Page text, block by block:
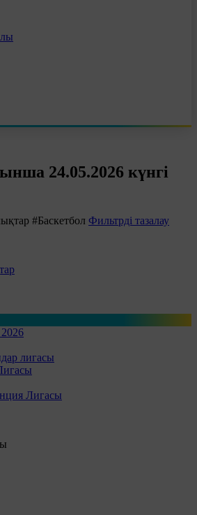
24.05.2026 күнгі
#Баскетбол Фильтрді тазалау
лигасы
Лигасы